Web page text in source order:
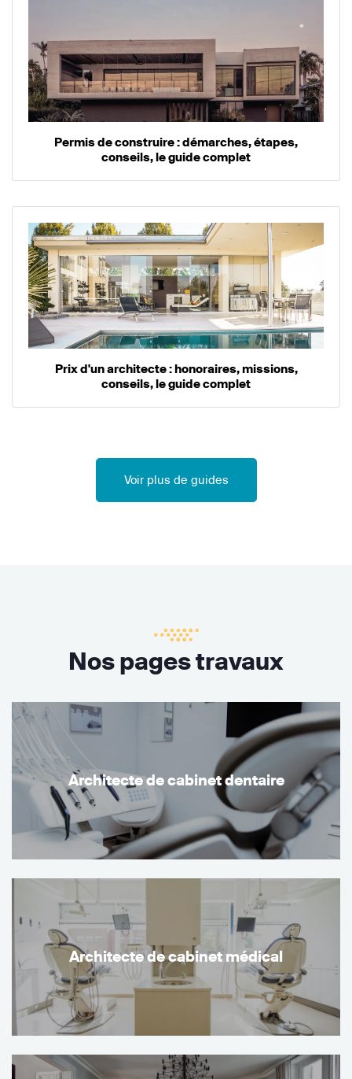
Permis de construire : démarches, étapes,
conseils, le guide complet
Prix d'un architecte : honoraires, missions,
conseils, le guide complet
Voir plus de guides
Nos pages travaux
Architecte de cabinet dentaire
Architecte de cabinet médical